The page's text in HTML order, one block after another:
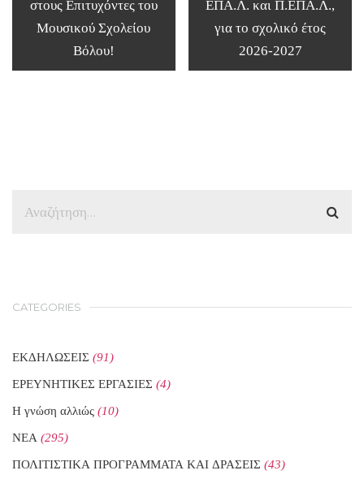
στους Επιτυχόντες του
Μουσικού Σχολείου
Βόλου!
ΕΠΑ.Λ. και Π.ΕΠΑ.Λ.,
για το σχολικό έτος
2026-2027
CATEGORIES
ΕΚΔΗΛΩΣΕΙΣ (91)
ΕΡΕΥΝΗΤΙΚΕΣ ΕΡΓΑΣΙΕΣ (4)
Η γνώση αλλιώς (10)
ΝΕΑ (295)
ΠΟΛΙΤΙΣΤΙΚΑ ΠΡΟΓΡΑΜΜΑΤΑ ΚΑΙ ΔΡΑΣΕΙΣ (43)